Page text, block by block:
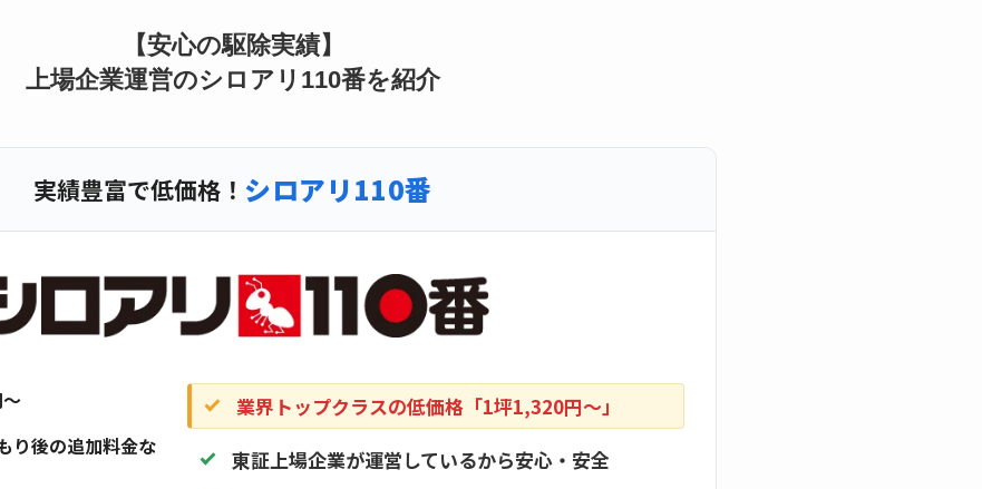
【安心の駆除実績】
上場企業運営のシロアリ110番を紹介
実績豊富で低価格！ シロアリ110番
り後の追加料金な
業界トップクラスの低価格「1坪1,320円〜」
東証上場企業が運営しているから安心・安全